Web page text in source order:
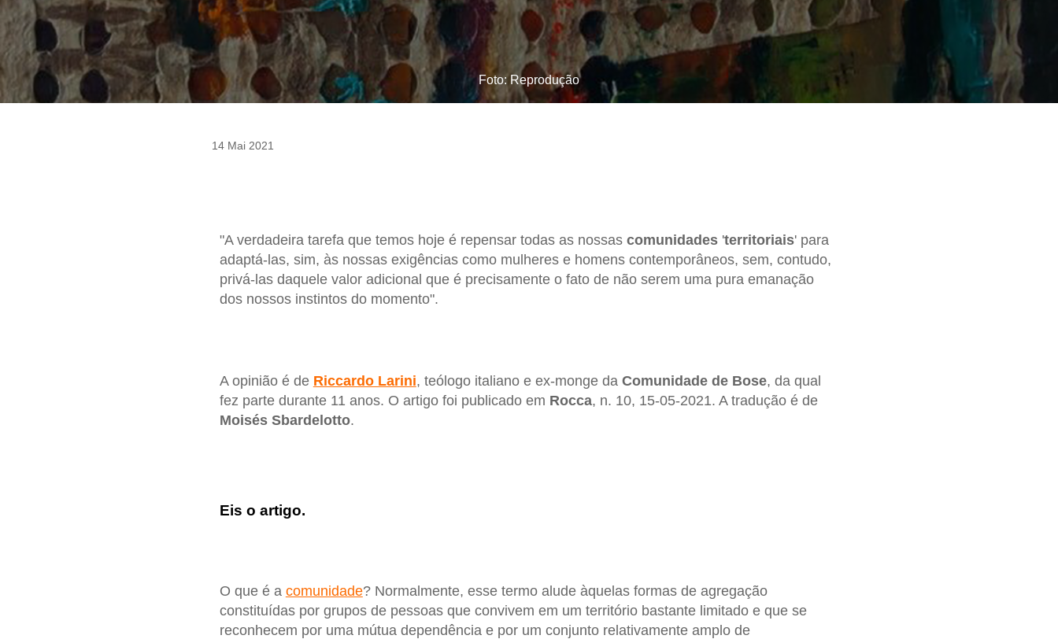
Foto: Reprodução
14 Mai 2021
"A verdadeira tarefa que temos hoje é repensar todas as nossas comunidades'territoriais' para
adaptá-las, sim, às nossas exigências como mulheres e homens contemporâneos, sem, contudo,
privá-las daquele valor adicional que é precisamente o fato de não serem uma pura emanação
dos nossos instintos do momento".
A opinião é de Riccardo Larini, teólogo italiano e ex-monge da Comunidade de Bose, da qual
fez parte durante 11 anos. O artigo foi publicado em Rocca, n. 10, 15-05-2021. A tradução é de
Moisés Sbardelotto.
Eis o artigo.
O que é a comunidade? Normalmente, esse termo alude àquelas formas de agregação
constituídas por grupos de pessoas que convivem em um território bastante limitado e que se
reconhecem por uma mútua dependência e por um conjunto relativamente amplo de